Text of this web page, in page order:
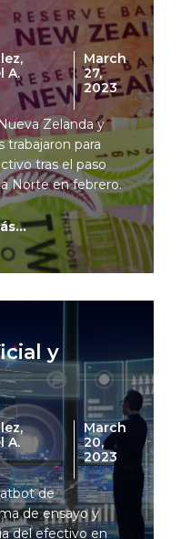
A.
March
27,
2023
Zelanda y
para
tras el paso
Norte en febrero.
y
A.
March
20,
2023
de
de ensayo y
del efectivo en